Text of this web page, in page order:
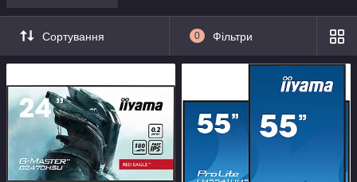
Сортування 0 Фільтри